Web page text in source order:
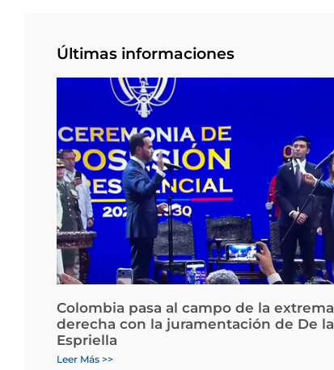
Últimas informaciones
Colombia pasa al campo de la extrema
derecha con la juramentación de De la
Espriella
Leer Más >>